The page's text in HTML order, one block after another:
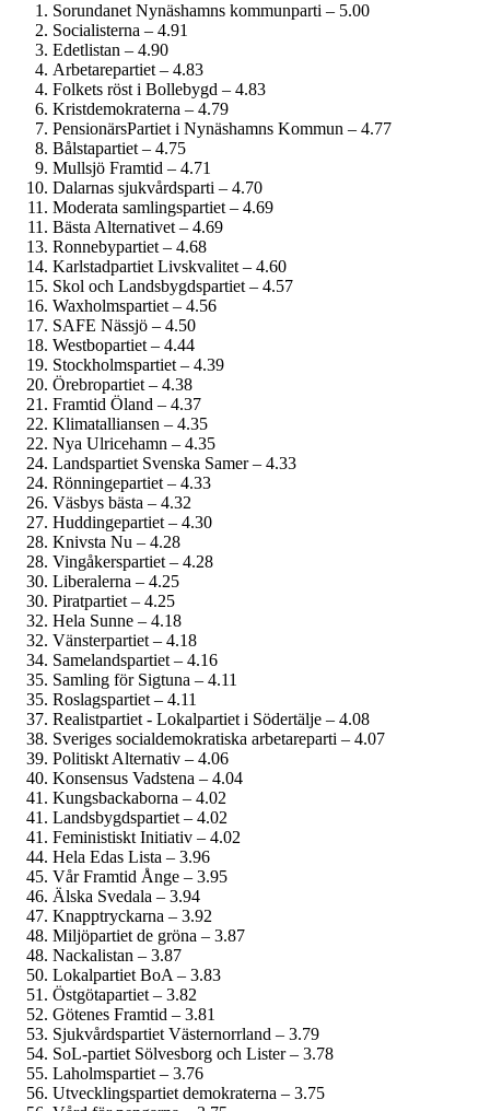
Sorundanet Nynäshamns kommunparti – 5.00
Socialisterna – 4.91
Edetlistan – 4.90
Arbetarepartiet – 4.83
Folkets röst i Bollebygd – 4.83
Kristdemokraterna – 4.79
PensionärsPartiet i Nynäshamns Kommun – 4.77
Bålstapartiet – 4.75
Mullsjö Framtid – 4.71
Dalarnas sjukvårdsparti – 4.70
Moderata samlingspartiet – 4.69
Bästa Alternativet – 4.69
Ronnebypartiet – 4.68
Karlstadpartiet Livskvalitet – 4.60
Skol och Landsbygdspartiet – 4.57
Waxholmspartiet – 4.56
SAFE Nässjö – 4.50
Westbopartiet – 4.44
Stockholmspartiet – 4.39
Örebropartiet – 4.38
Framtid Öland – 4.37
Klimatalliansen – 4.35
Nya Ulricehamn – 4.35
Landspartiet Svenska Samer – 4.33
Rönningepartiet – 4.33
Väsbys bästa – 4.32
Huddingepartiet – 4.30
Knivsta Nu – 4.28
Vingåkerspartiet – 4.28
Liberalerna – 4.25
Piratpartiet – 4.25
Hela Sunne – 4.18
Vänsterpartiet – 4.18
Samelandspartiet – 4.16
Samling för Sigtuna – 4.11
Roslagspartiet – 4.11
Realistpartiet - Lokalpartiet i Södertälje – 4.08
Sveriges social­demokratiska arbetareparti – 4.07
Politiskt Alternativ – 4.06
Konsensus Vadstena – 4.04
Kungsbackaborna – 4.02
Landsbygdspartiet – 4.02
Feministiskt Initiativ – 4.02
Hela Edas Lista – 3.96
Vår Framtid Ånge – 3.95
Älska Svedala – 3.94
Knapptryckarna – 3.92
Miljöpartiet de gröna – 3.87
Nackalistan – 3.87
Lokalpartiet BoA – 3.83
Östgötapartiet – 3.82
Götenes Framtid – 3.81
Sjukvårdspartiet Västernorrland – 3.79
SoL-partiet Sölvesborg och Lister – 3.78
Laholmspartiet – 3.76
Utvecklingspartiet demokraterna – 3.75